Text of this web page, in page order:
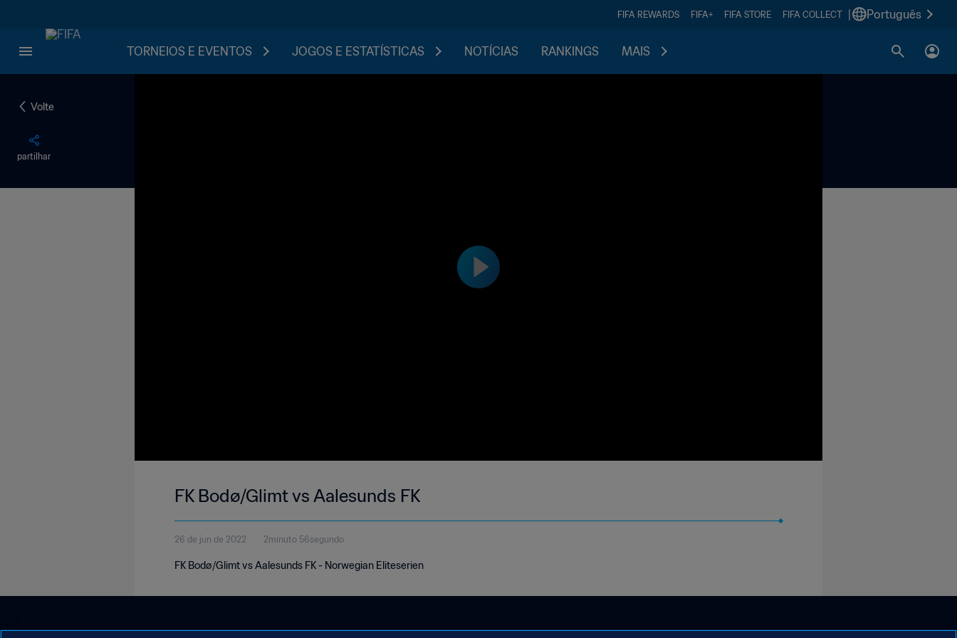
FIFA REWARDS FIFA+ FIFA STORE FIFA COLLECT Português
TORNEIOS E EVENTOS JOGOS E ESTATÍSTICAS NOTÍCIAS RANKINGS MAIS
Volte
partilhar
FK Bodø/Glimt vs Aalesunds FK
26 de jun de 2022 2minuto 56segundo
FK Bodø/Glimt vs Aalesunds FK - Norwegian Eliteserien